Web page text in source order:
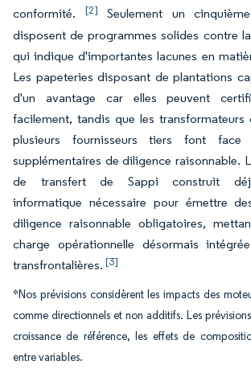
conformité. [2]
Seulement un
disposent de programmes solides contre
qui indique d'importantes lacunes en
Les papeteries disposant de plantations
d'un avantage car elles peuvent
facilement, tandis que les transformateurs
plusieurs fournisseurs tiers font
supplémentaires de diligence raisonnable.
de transfert de Sappi construit
informatique nécessaire pour émettre
diligence raisonnable obligatoires,
charge opérationnelle désormais
transfrontalières. [3]
*Nos prévisions considèrent les impacts des
comme directionnels et non additifs. Les
croissance de référence, les effets de
entre variables.